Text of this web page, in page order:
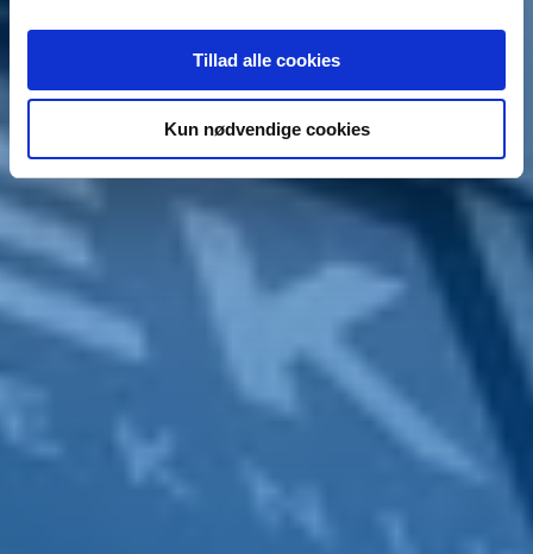
Tillad alle cookies
Kun nødvendige cookies